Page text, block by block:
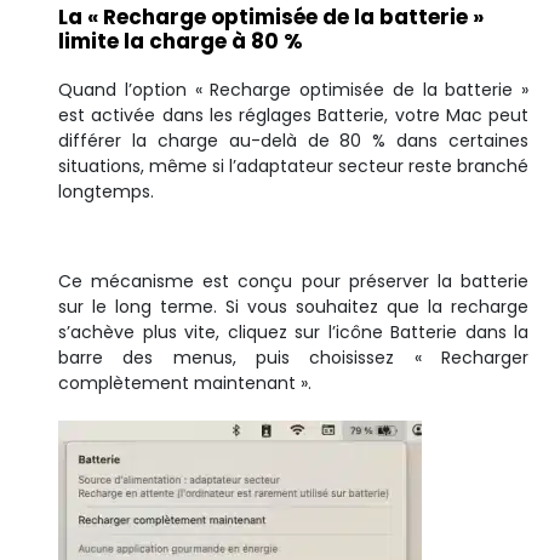
La « Recharge optimisée de la batterie »
limite la charge à 80 %
Quand l’option « Recharge optimisée de la batterie »
est activée dans les réglages Batterie, votre Mac peut
différer la charge au-delà de 80 % dans certaines
situations, même si l’adaptateur secteur reste branché
longtemps.
Ce mécanisme est conçu pour préserver la batterie
sur le long terme. Si vous souhaitez que la recharge
s’achève plus vite, cliquez sur l’icône Batterie dans la
barre des menus, puis choisissez « Recharger
complètement maintenant ».